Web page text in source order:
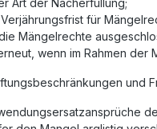
Art der Nacherfüllung;
für
Mängelrechte
wenn im Rahmen
und